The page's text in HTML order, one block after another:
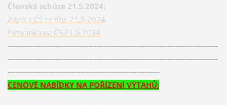
Členská schůze 21.5.2024:
Zápis z ČS ze dne 21.5.2024
Pozvánka na ČS 21.5.2024
-----------------------------------------------------------------------------------
-----------------------------------------------------------------------------------
------------------------------------------------------------
CENOVÉ NABÍDKY NA POŘÍZENÍ VÝTAHŮ: